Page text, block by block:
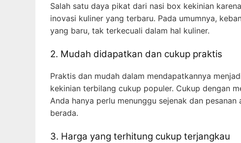
Salah satu daya pikat dari nasi box kekinian
inovasi kuliner yang terbaru. Pada umumnya,
yang baru, tak terkecuali dalam hal kuliner.
2. Mudah didapatkan dan cukup praktis
Praktis dan mudah dalam mendapatkannya
kekinian terbilang cukup populer. Cukup dengan
Anda hanya perlu menunggu sejenak dan
berada.
3. Harga yang terhitung cukup terjangkau